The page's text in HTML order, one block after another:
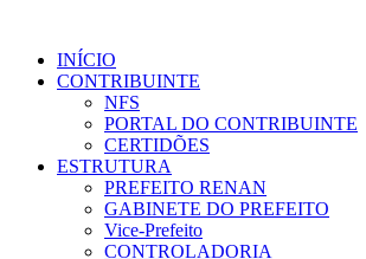
INÍCIO
CONTRIBUINTE
NFS
PORTAL DO CONTRIBUINTE
CERTIDÕES
ESTRUTURA
PREFEITO RENAN
GABINETE DO PREFEITO
Vice-Prefeito
CONTROLADORIA